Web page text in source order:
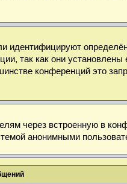
так как они
конференций это
через встроенную в
анонимными